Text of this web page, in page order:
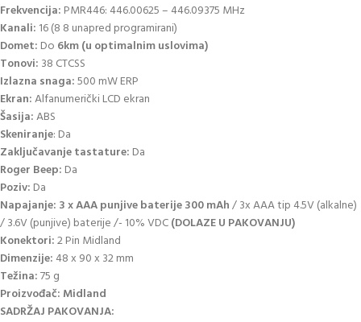
Frekvencija: PMR446: 446.00625 – 446.09375 MHz
Kanali: 16 (8 8 unapred programirani)
Domet: Do 6km (u optimalnim uslovima)
Tonovi: 38 CTCSS
Izlazna snaga:500 mW ERP
Ekran:Alfanumerički LCD ekran
Šasija:ABS
Skeniranje: Da
Zaključavanje tastature: Da
Roger Beep: Da
Poziv: Da
Napajanje: 3 x AAA punjive baterije 300 mAh/ 3x AAA tip 4.5V (alkalne)
/ 3.6V (punjive) baterije /- 10% VDC(DOLAZE U PAKOVANJU)
Konektori:2 Pin Midland
Dimenzije: 48 x 90 x 32 mm
Težina:75 g
Proizvođač: Midland
SADRŽAJ PAKOVANJA: